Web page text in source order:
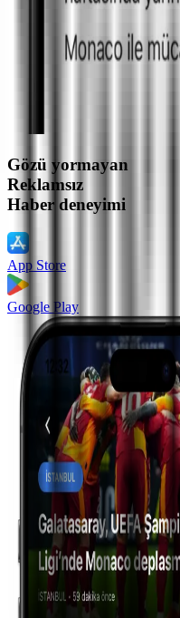
Gözü yormayan
Reklamsız
Haber deneyimi
App Store
Google Play